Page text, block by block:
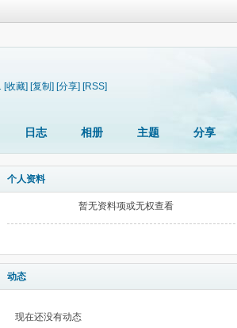
[收藏] [复制] [分享] [RSS]
日志 相册 主题 分享
个人资料
暂无资料项或无权查看
动态
现在还没有动态